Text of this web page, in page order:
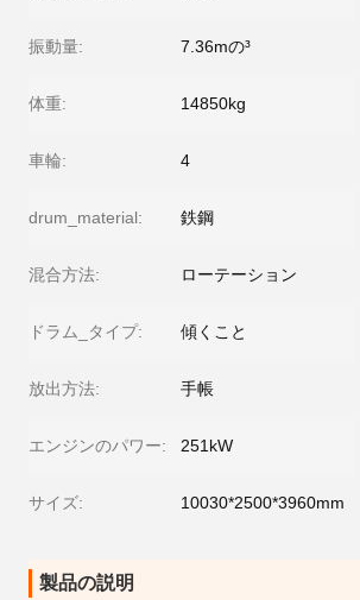
振動量: 7.36mの³
体重: 14850kg
車輪: 4
drum_material: 鉄鋼
混合方法: ローテーション
ドラム_タイプ: 傾くこと
放出方法: 手帳
エンジンのパワー: 251kW
サイズ: 10030*2500*3960mm
製品の説明